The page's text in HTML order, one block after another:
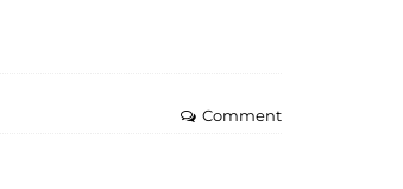
Comment